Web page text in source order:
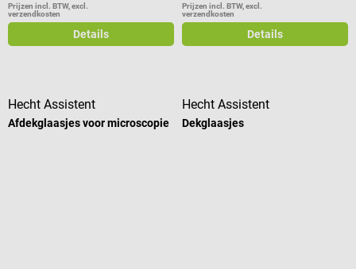
Prijzen incl. BTW, excl.
verzendkosten
Details
Prijzen incl. BTW, excl.
verzendkosten
Details
Hecht Assistent
Afdekglaasjes voor microscopie
Hecht Assistent
Dekglaasjes